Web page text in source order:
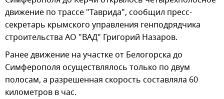
движение по трассе "Таврида", сообщил пресс-
секретарь крымского управления генподрядчика
строительства АО "ВАД" Григорий Назаров.
Ранее движение на участке от Белогорска до
Симферополя осуществлялось только по двум
полосам, а разрешенная скорость составляла 60
километров в час.